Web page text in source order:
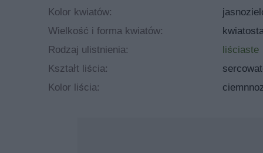
Kolor kwiatów:
Wielkość i forma kwiatów:
Rodzaj ulistnienia:
liściaste
Kształt liścia:
Kolor liścia: